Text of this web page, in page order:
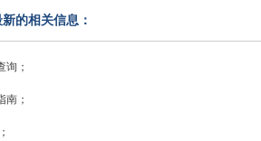
的相关信息：
询；
南；